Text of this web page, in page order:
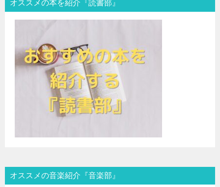
オススメの本を紹介『読書部』
オススメの音楽紹介『音楽部』